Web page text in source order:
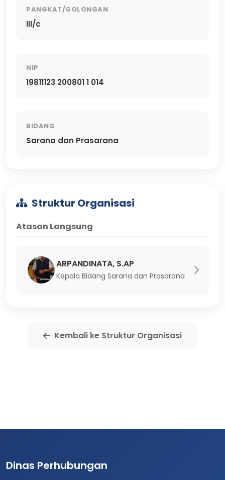
PANGKAT/GOLONGAN
III/c
NIP
19811123 200801 1 014
BIDANG
Sarana dan Prasarana
Struktur Organisasi
Atasan Langsung
ARPANDINATA, S.AP
Kepala Bidang Sarana dan Prasarana
Kembali ke Struktur Organisasi
Dinas Perhubungan